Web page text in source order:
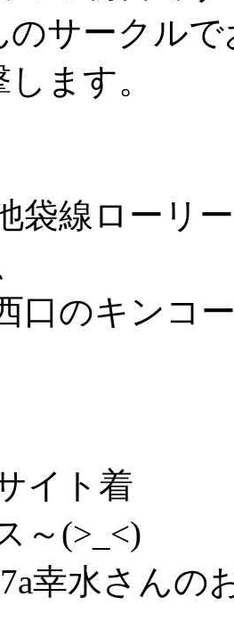
のサークル
ます。
袋線ローリ
口のキンコ
イト着
～(>_<)
幸水さんの